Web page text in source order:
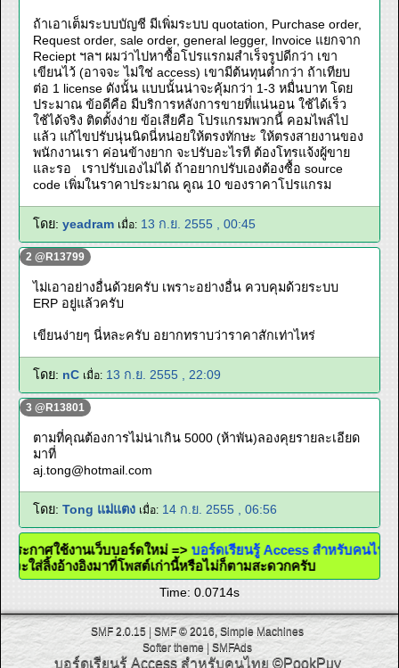
ถ้าเอาเต็มระบบบัญชี มีเพิ่มระบบ quotation, Purchase order,
Request order, sale order, general legger, Invoice แยกจาก
Reciept ฯลฯ ผมว่าไปหาซื้อโปรแรกมสำเร็จรูปดีกว่า เขา
เขียนไว้ (อาจจะ ไม่ใช่ access) เขามีต้นทุนต่ำกว่า ถ้าเทียบ
ต่อ 1 license ดังนั้น แบบนั้นน่าจะคุ้มกว่า 1-3 หมื่นบาท โดย
ประมาณ ข้อดีคือ มีบริการหลังการขายที่แน่นอน ใช้ได้เร็ว
ใช้ได้จริง ติดตั้งง่าย ข้อเสียคือ โปรแกรมพวกนี้ คอมไพล์ไป
แล้ว แก้ไขปรับนุ่นนิดนี่หน่อยให้ตรงทักษะ ให้ตรงสายงานของ
พนักงานเรา ค่อนข้างยาก จะปรับอะไรที ต้องโทรแจ้งผู้ขาย
และรอ เราปรับเองไม่ได้ ถ้าอยากปรับเองต้องซื้อ source
code เพิ่มในราคาประมาณ คูณ 10 ของราคาโปรแกรม
โดย: yeadram เมื่อ: 13 ก.ย. 2555 , 00:45
2 @R13799
ไม่เอาอย่างอื่นด้วยครับ เพราะอย่างอื่น ควบคุมด้วยระบบ
ERP อยู่แล้วครับ
เขียนง่ายๆ นี่หละครับ อยากทราบว่าราคาสักเท่าไหร่
โดย: nC เมื่อ: 13 ก.ย. 2555 , 22:09
3 @R13801
ตามที่คุณต้องการไม่น่าเกิน 5000 (ห้าพัน)ลองคุยรายละเอียด
มาที่
aj.tong@hotmail.com
โดย: Tong แม่แตง เมื่อ: 14 ก.ย. 2555 , 06:56
ประกาศใช้งานเว็บบอร์ดใหม่ =>บอร์ดเรียนรู้ Access สำหรับคนไท
ล้วจะใส่ลิ้งอ้างอิงมาที่โพสต์เก่านี้หรือไม่ก็ตามสะดวกครับ
Time: 0.0714s
SMF 2.0.15 SMF © 2016 Simple Machines
Softer theme
SMFAds
บอร์ดเรียนรู้ Access สำหรับคนไทย ©PookPuy